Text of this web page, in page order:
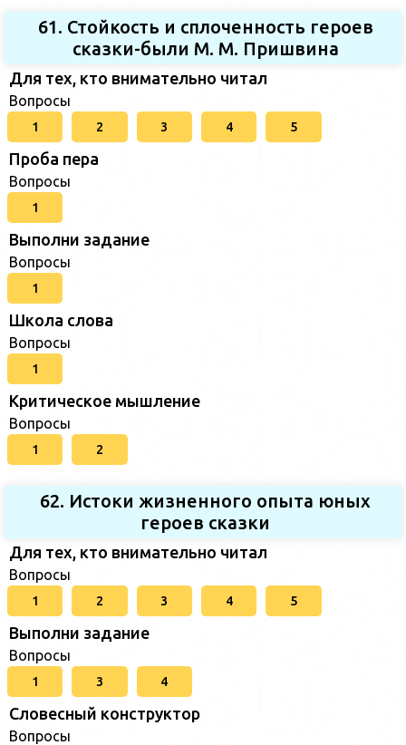
61. Стойкость и сплоченность героев
сказки-были М. М. Пришвина
Для тех, кто внимательно читал
Вопросы
1 2 3 4 5
Проба пера
Вопросы
1
Выполни задание
Вопросы
1
Школа слова
Вопросы
1
Критическое мышление
Вопросы
1 2
62. Истоки жизненного опыта юных
героев сказки
Для тех, кто внимательно читал
Вопросы
1 2 3 4 5
Выполни задание
Вопросы
1 3 4
Словесный конструктор
Вопросы